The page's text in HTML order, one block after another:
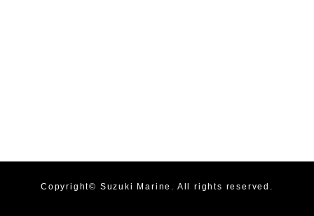
Copyright© Suzuki Marine . All rights reserved.